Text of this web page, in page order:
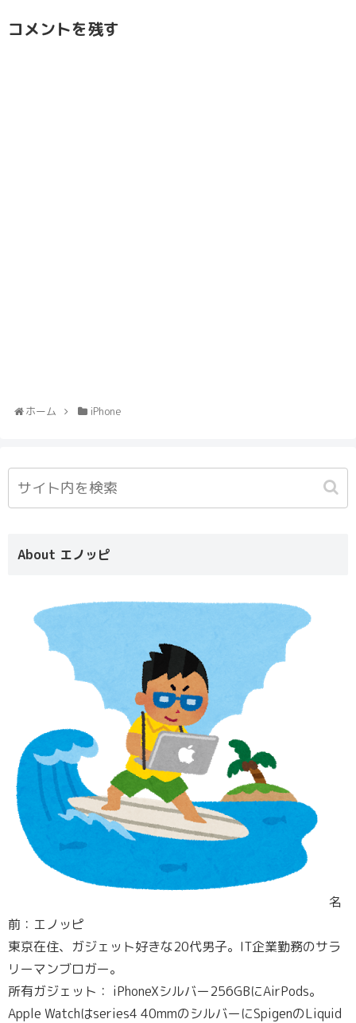
コメントを残す
ホーム iPhone
About エノッピ
名
前：エノッピ
東京在住、ガジェット好きな20代男子。IT企業勤務のサラ
リーマンブロガー。
所有ガジェット： iPhoneXシルバー256GBにAirPods。
Apple Watchはseries4 40mmのシルバーにSpigenのLiquid